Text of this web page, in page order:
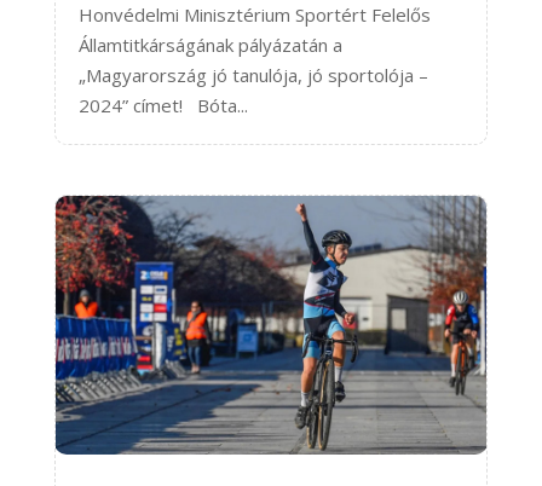
Honvédelmi Minisztérium Sportért Felelős
Államtitkárságának pályázatán a
„Magyarország jó tanulója, jó sportolója –
2024” címet! Bóta...